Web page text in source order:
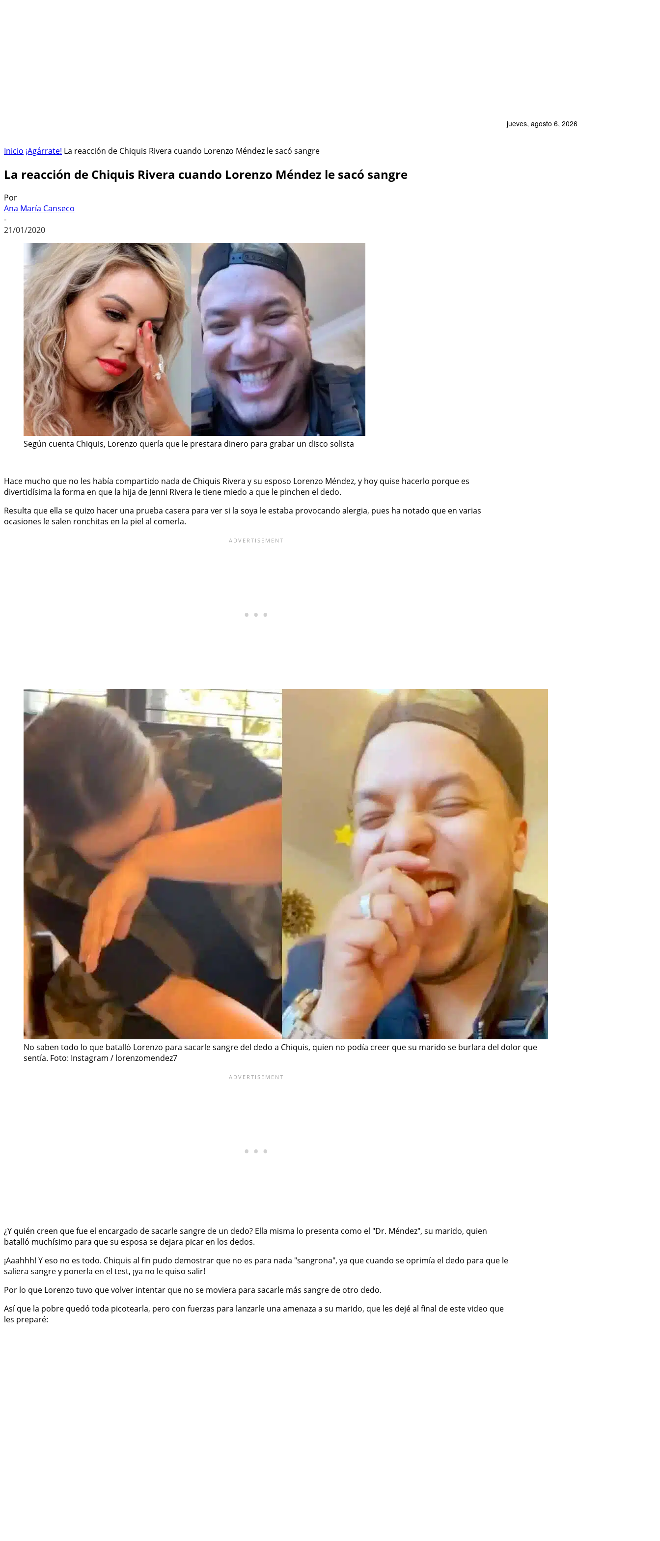
jueves, agosto 6, 2026
Inicio ¡Agárrate! La reacción de Chiquis Rivera cuando Lorenzo Méndez le sacó sangre
La reacción de Chiquis Rivera cuando Lorenzo Méndez le sacó sangre
Por
Ana María Canseco
-
21/01/2020
Según cuenta Chiquis, Lorenzo quería que le prestara dinero para grabar un disco solista
Hace mucho que no les había compartido nada de Chiquis Rivera y su esposo Lorenzo Méndez, y hoy quise hacerlo porque es
divertidísima la forma en que la hija de Jenni Rivera le tiene miedo a que le pinchen el dedo.
Resulta que ella se quizo hacer una prueba casera para ver si la soya le estaba provocando alergia, pues ha notado que en varias
ocasiones le salen ronchitas en la piel al comerla.
No saben todo lo que batalló Lorenzo para sacarle sangre del dedo a Chiquis, quien no podía creer que su marido se burlara del dolor que
sentía. Foto: Instagram / lorenzomendez7
¿Y quién creen que fue el encargado de sacarle sangre de un dedo? Ella misma lo presenta como el "Dr. Méndez", su marido, quien
batalló muchísimo para que su esposa se dejara picar en los dedos.
¡Aaahhh! Y eso no es todo. Chiquis al fin pudo demostrar que no es para nada "sangrona", ya que cuando se oprimía el dedo para que le
saliera sangre y ponerla en el test, ¡ya no le quiso salir!
Por lo que Lorenzo tuvo que volver intentar que no se moviera para sacarle más sangre de otro dedo.
Así que la pobre quedó toda picotearla, pero con fuerzas para lanzarle una amenaza a su marido, que les dejé al final de este video que
les preparé: